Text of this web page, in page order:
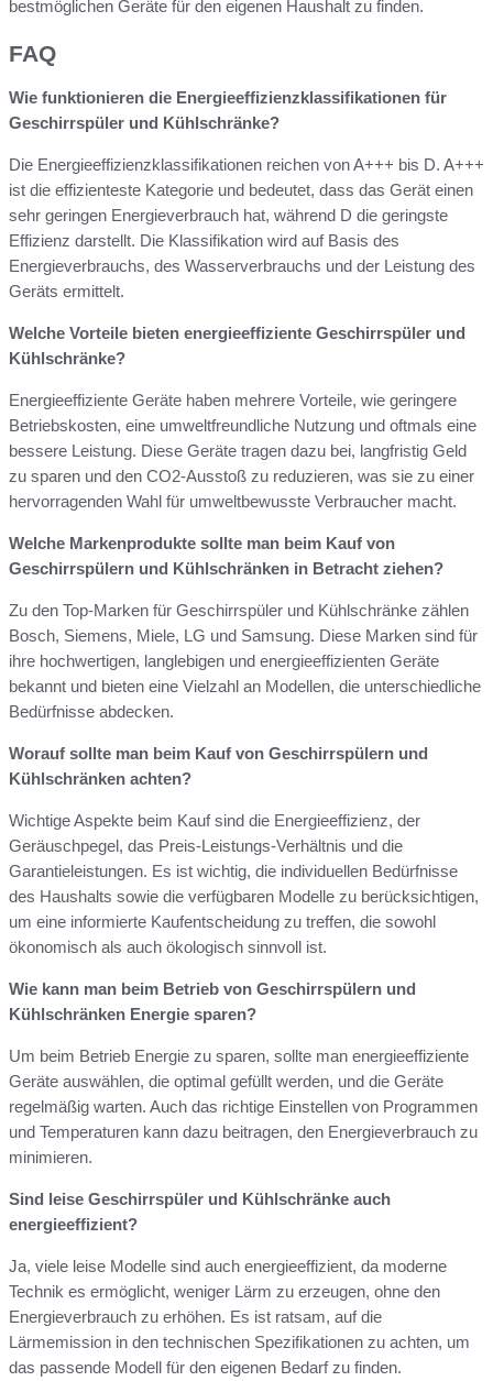
bestmöglichen Geräte für den eigenen Haushalt zu finden.
FAQ
Wie funktionieren die Energieeffizienzklassifikationen für
Geschirrspüler und Kühlschränke?
Die Energieeffizienzklassifikationen reichen von A+++ bis D. A+++
ist die effizienteste Kategorie und bedeutet, dass das Gerät einen
sehr geringen Energieverbrauch hat, während D die geringste
Effizienz darstellt. Die Klassifikation wird auf Basis des
Energieverbrauchs, des Wasserverbrauchs und der Leistung des
Geräts ermittelt.
Welche Vorteile bieten energieeffiziente Geschirrspüler und
Kühlschränke?
Energieeffiziente Geräte haben mehrere Vorteile, wie geringere
Betriebskosten, eine umweltfreundliche Nutzung und oftmals eine
bessere Leistung. Diese Geräte tragen dazu bei, langfristig Geld
zu sparen und den CO2-Ausstoß zu reduzieren, was sie zu einer
hervorragenden Wahl für umweltbewusste Verbraucher macht.
Welche Markenprodukte sollte man beim Kauf von
Geschirrspülern und Kühlschränken in Betracht ziehen?
Zu den Top-Marken für Geschirrspüler und Kühlschränke zählen
Bosch, Siemens, Miele, LG und Samsung. Diese Marken sind für
ihre hochwertigen, langlebigen und energieeffizienten Geräte
bekannt und bieten eine Vielzahl an Modellen, die unterschiedliche
Bedürfnisse abdecken.
Worauf sollte man beim Kauf von Geschirrspülern und
Kühlschränken achten?
Wichtige Aspekte beim Kauf sind die Energieeffizienz, der
Geräuschpegel, das Preis-Leistungs-Verhältnis und die
Garantieleistungen. Es ist wichtig, die individuellen Bedürfnisse
des Haushalts sowie die verfügbaren Modelle zu berücksichtigen,
um eine informierte Kaufentscheidung zu treffen, die sowohl
ökonomisch als auch ökologisch sinnvoll ist.
Wie kann man beim Betrieb von Geschirrspülern und
Kühlschränken Energie sparen?
Um beim Betrieb Energie zu sparen, sollte man energieeffiziente
Geräte auswählen, die optimal gefüllt werden, und die Geräte
regelmäßig warten. Auch das richtige Einstellen von Programmen
und Temperaturen kann dazu beitragen, den Energieverbrauch zu
minimieren.
Sind leise Geschirrspüler und Kühlschränke auch
energieeffizient?
Ja, viele leise Modelle sind auch energieeffizient, da moderne
Technik es ermöglicht, weniger Lärm zu erzeugen, ohne den
Energieverbrauch zu erhöhen. Es ist ratsam, auf die
Lärmemission in den technischen Spezifikationen zu achten, um
das passende Modell für den eigenen Bedarf zu finden.